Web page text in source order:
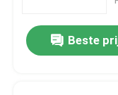
Beste